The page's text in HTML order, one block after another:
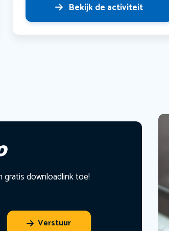
Bekijk de activiteit
gratis downloadlink toe!
Verstuur